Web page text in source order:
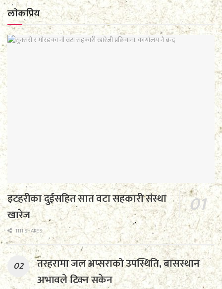
लाेकप्रिय
इटहरीका दुईसहित सात वटा सहकारी संस्था
खारेज
1111 SHARES
तरहरामा जल अप्सराको उपस्थिति, बासस्थान
अभावले टिक्न सकेन